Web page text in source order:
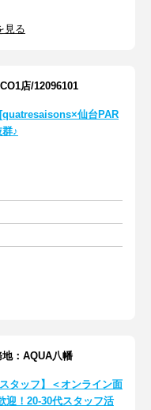
見る
店/12096101
[quatresaisons×仙台PAR
♪
：AQUA八幡
タッフ】＜オンライン面
迎！20-30代スタッフ活